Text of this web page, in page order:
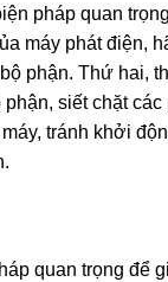
pháp quan
máy phát điện,
phận. Thứ hai,
siết chặt
tránh khởi
quan trọng để